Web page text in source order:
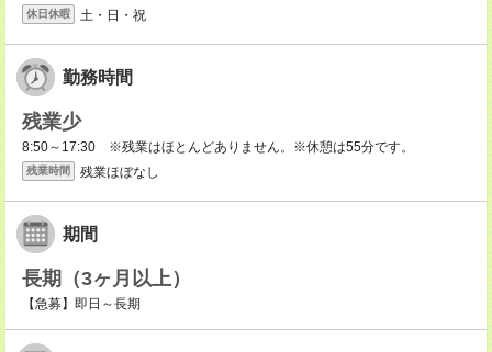
休日休暇 土・日・祝
勤務時間
残業少
8:50～17:30 ※残業はほとんどありません。※休憩は55分です。
残業時間 残業ほぼなし
期間
長期（3ヶ月以上）
【急募】即日～長期